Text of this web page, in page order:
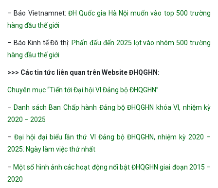
– Báo Vietnamnet: ĐH Quốc gia Hà Nội muốn vào top 500 trường
hàng đầu thế giới
– Báo Kinh tế Đô thị: Phấn đấu đến 2025 lọt vào nhóm 500 trường
hàng đầu thế giới
>>> Các tin tức liên quan trên Website ĐHQGHN:
Chuyên mục “Tiến tới Đại hội VI Đảng bộ ĐHQGHN”
– Danh sách Ban Chấp hành Đảng bộ ĐHQGHN khóa VI, nhiệm kỳ
2020 – 2025
–Đại hội đại biểu lần thứ VI Đảng bộ ĐHQGHN, nhiệm kỳ 2020 –
2025: Ngày làm việc thứ nhất
– Một số hình ảnh các hoạt động nổi bật ĐHQGHN giai đoạn 2015 –
2020